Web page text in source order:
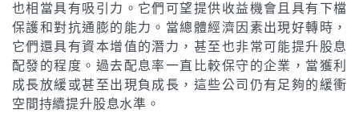
也相當具有吸引力。它們可望提供收益機會且具有下檔
保護和對抗通膨的能力。當總體經濟因素出現好轉時，
它們還具有資本增值的潛力，甚至也非常可能提升股息
配發的程度。過去配息率一直比較保守的企業，當獲利
成長放緩或甚至出現負成長，這些公司仍有足夠的緩衝
空間持續提升股息水準。